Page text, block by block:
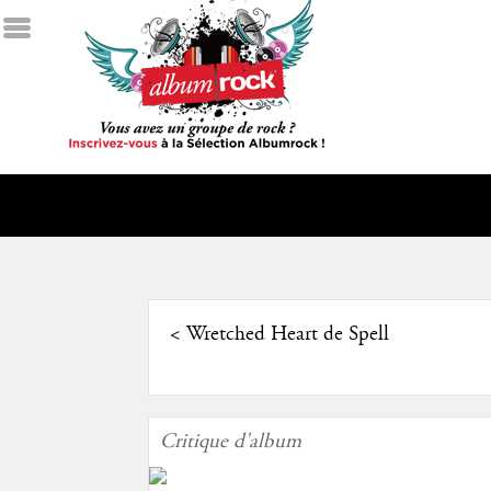
< Wretched Heart de Spell
Critique d'album